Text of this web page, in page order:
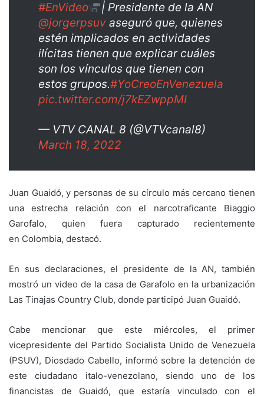
#EnVideo
| Presidente de la AN
@jorgerpsuv aseguró que, quienes
estén implicados en actividades
ilícitas tienen que explicar cuáles
son los vínculos que tienen con
estos grupos.#YoCreoEnVenezuela
pic.twitter.com/j7kEZwppMI
— VTV CANAL 8 (@VTVcanal8)
March 18, 2022
Juan Guaidó, y personas de su círculo más cercano tienen
una estrecha relación con el narcotraficante Biaggio
Garofalo, quien fuera capturado recientemente
en Colombia, destacó.
En sus declaraciones, el presidente de la AN, también
mostró un video de la casa de Garafolo en la urbanización
Las Tinajas Country Club, donde participó Juan Guaidó.
Cabe mencionar que este miércoles, el primer
vicepresidente del Partido Socialista Unido de Venezuela
(PSUV), Diosdado Cabello, informó sobre la detención de
este ciudadano italo-venezolano, siendo uno de los
financistas de Guaidó, que estaría vinculado con el